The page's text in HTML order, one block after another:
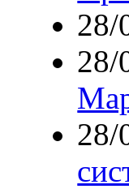
28/
28/
28/